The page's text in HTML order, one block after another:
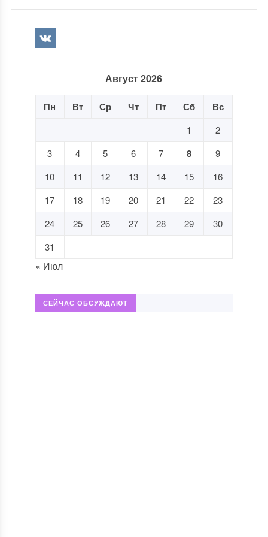
Август 2026
Пн Вт Ср Чт Пт Сб Вс
1
2
3
4 5 6 7 8
9
10
11 12 13 14 15
16
17
18 19 20 21 22
23
24
25 26 27 28 29
30
31
« Июл
СЕЙЧАС ОБСУЖДАЮТ